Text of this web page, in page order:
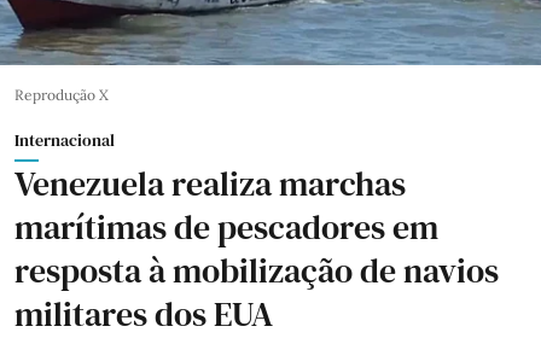
Reprodução X
Internacional
Venezuela realiza marchas
marítimas de pescadores em
resposta à mobilização de navios
militares dos EUA